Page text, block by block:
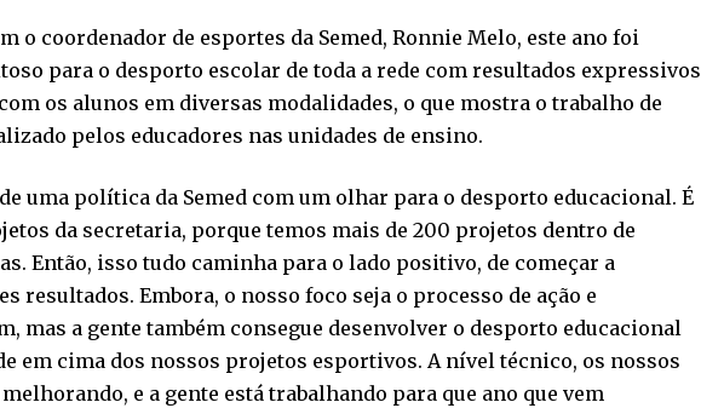
o coordenador de esportes da Semed, Ronnie Melo, este ano foi
para o desporto escolar de toda a rede com resultados expressivos
os alunos em diversas modalidades, o que mostra o trabalho de
pelos educadores nas unidades de ensino.
uma política da Semed com um olhar para o desporto educacional. É
da secretaria, porque temos mais de 200 projetos dentro de
Então, isso tudo caminha para o lado positivo, de começar a
resultados. Embora, o nosso foco seja o processo de ação e
mas a gente também consegue desenvolver o desporto educacional
em cima dos nossos projetos esportivos. A nível técnico, os nossos
e a gente está trabalhando para que ano que vem